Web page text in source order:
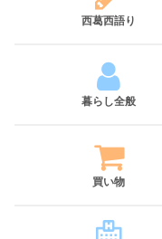
西葛西語り
暮らし全般
買い物